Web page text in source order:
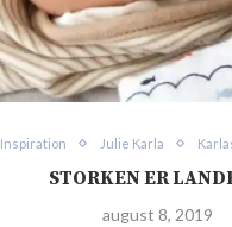
Inspiration Julie Karla
STORKEN ER
august 8, 2019